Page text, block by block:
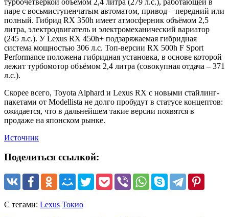
паре с восьмиступенчатым автоматом, привод – передний или
полный. Гибрид RX 350h имеет атмосферник объёмом 2,5
литра, электродвигатель и электромеханический вариатор
(245 л.с.). У Lexus RX 450h+ подзаряжаемая гибридная
система мощностью 306 л.с. Топ-версии RX 500h F Sport
Performance положена гибридная установка, в основе которой
лежит турбомотор объёмом 2,4 литра (совокупная отдача – 371
л.с.).
Скорее всего, Toyota Alphard и Lexus RX с новыми стайлинг-
пакетами от Modellista не долго пробудут в статусе концептов:
ожидается, что в дальнейшем такие версии появятся в
продаже на японском рынке.
Источник
Поделиться ссылкой:
С тегами: Lexus Токио